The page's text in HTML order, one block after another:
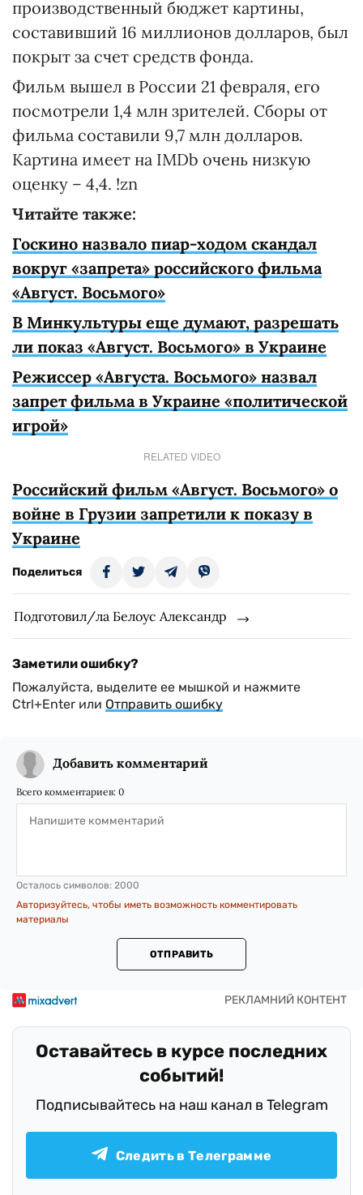
производственный бюджет картины,
составивший 16 миллионов долларов, был
покрыт за счет средств фонда.
Фильм вышел в России 21 февраля, его
посмотрели 1,4 млн зрителей. Сборы от
фильма составили 9,7 млн долларов.
Картина имеет на IMDb очень низкую
оценку – 4,4. !zn
Читайте также:
Госкино назвало пиар-ходом скандал
вокруг «запрета» российского фильма
«Август. Восьмого»
В Минкультуры еще думают, разрешать
ли показ «Август. Восьмого» в Украине
Режиссер «Августа. Восьмого» назвал
запрет фильма в Украине «политической
игрой»
RELATED VIDEO
Российский фильм «Август. Восьмого» о
войне в Грузии запретили к показу в
Украине
Поделиться
Подготовил/ла Белоус Александр
Заметили ошибку?
Пожалуйста, выделите ее мышкой и нажмите
Ctrl+Enter или Отправить ошибку
Добавить комментарий
Всего комментариев: 0
Осталось символов: 2000
Авторизуйтесь, чтобы иметь возможность комментировать
материалы
ОТПРАВИТЬ
Оставайтесь в курсе последних
событий!
Подписывайтесь на наш канал в Telegram
Следить в Телеграмме